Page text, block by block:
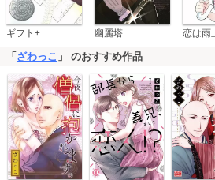
ギフト± 幽麗塔
「 ざわっこ 」 のおすすめ作品